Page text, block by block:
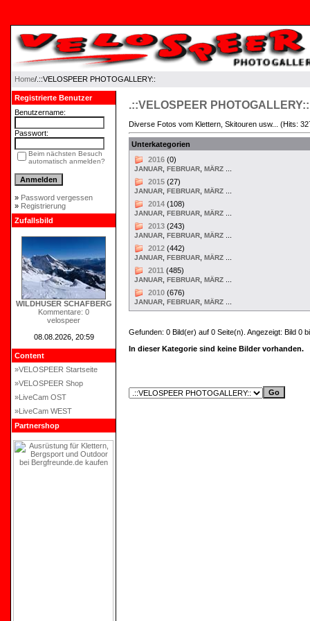
Home/.::VELOSPEER PHOTOGALLERY::
Registrierte Benutzer
Benutzername:
Passwort:
Beim nächsten Besuch
automatisch anmelden?
» Password vergessen
» Registrierung
Zufallsbild
WILDHUSER SCHAFBERG
Kommentare: 0
velospeer
08.08.2026, 20:59
Content
»VELOSPEER Startseite
»VELOSPEER Shop
»LiveCam OST
»LiveCam WEST
Partnershop
.::VELOSPEER PHOTOGALLERY::
Diverse Fotos vom Klettern, Skitouren usw... (Hits:
Unterkategorien
2016 (0)
JANUAR FEBRUAR MÄRZ
2015 (27)
JANUAR FEBRUAR MÄRZ
2014 (108)
JANUAR FEBRUAR MÄRZ
2013 (243)
JANUAR FEBRUAR MÄRZ
2012 (442)
JANUAR FEBRUAR MÄRZ
2011 (485)
JANUAR FEBRUAR MÄRZ
2010 (676)
JANUAR FEBRUAR MÄRZ
Gefunden: 0 Bild(er) auf 0 Seite(n). Angezeigt: Bild 0
In dieser Kategorie sind keine Bilder vorhanden.